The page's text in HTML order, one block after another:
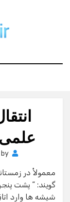
by
معمولاْ در
گویند: ” پشت
شیشه ها وارد